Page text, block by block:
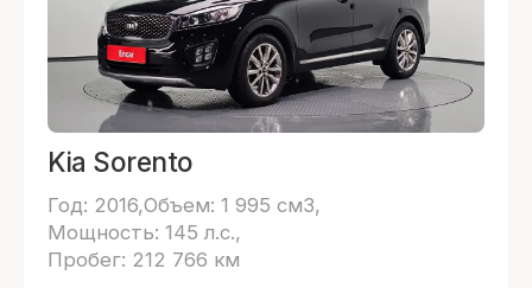
Kia Sorento
Год: 2016 Объем: 1 995 см3
Мощность: 145 л.с.
Пробег: 212 766 км